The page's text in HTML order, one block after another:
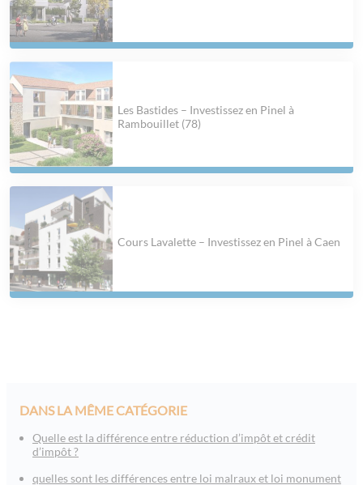
Les Bastides – Investissez en Pinel à
Rambouillet (78)
Cours Lavalette – Investissez en Pinel à Caen
DANS LA MÊME CATÉGORIE
Quelle est la différence entre réduction d’impôt et crédit
d’impôt ?
quelles sont les différences entre loi malraux et loi monument